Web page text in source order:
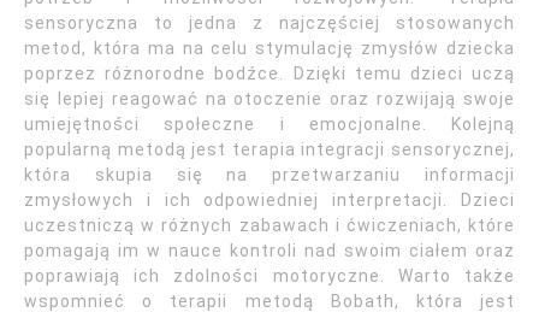
sensoryczna to jedna z najczęściej stosowanych
metod, która ma na celu stymulację zmysłów dziecka
poprzez różnorodne bodźce. Dzięki temu dzieci uczą
się lepiej reagować na otoczenie oraz rozwijają swoje
umiejętności społeczne i emocjonalne. Kolejną
popularną metodą jest terapia integracji sensorycznej,
która skupia się na przetwarzaniu informacji
zmysłowych i ich odpowiedniej interpretacji. Dzieci
uczestniczą w różnych zabawach i ćwiczeniach, które
pomagają im w nauce kontroli nad swoim ciałem oraz
poprawiają ich zdolności motoryczne. Warto także
wspomnieć o terapii metodą Bobath, która jest